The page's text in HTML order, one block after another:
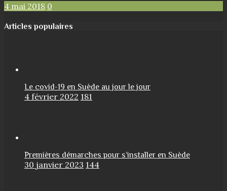
4 mai 2018 0
Articles populaires
Le covid-19 en Suède au jour le jour
4 février 2022 181
Premières démarches pour s’installer en Suède
30 janvier 2023 144